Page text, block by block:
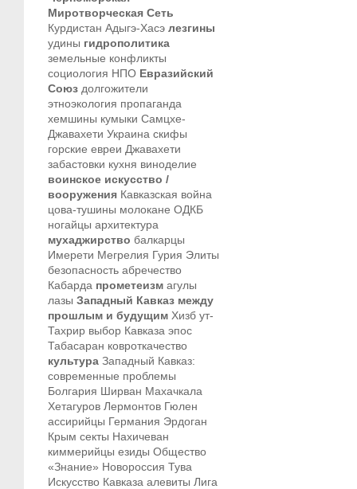
Миротворческая Сеть
Курдистан Адыгэ-Хасэ лезгины
удины гидрополитика
земельные конфликты
социология НПО Евразийский
Союз долгожители
этноэкология пропаганда
хемшины кумыки Самцхе-
Джавахети Украина скифы
горские евреи Джавахети
забастовки кухня виноделие
воинское искусство /
вооружения Кавказская война
цова-тушины молокане ОДКБ
ногайцы архитектура
мухаджирство балкарцы
Имерети Мегрелия Гурия Элиты
безопасность абречество
Кабарда прометеизм агулы
лазы Западный Кавказ между
прошлым и будущим Хизб ут-
Тахрир выбор Кавказа эпос
Табасаран ковроткачество
культура Западный Кавказ:
современные проблемы
Болгария Ширван Махачкала
Хетагуров Лермонтов Гюлен
ассирийцы Германия Эрдоган
Крым секты Нахичеван
киммерийцы езиды Общество
«Знание» Новороссия Тува
Искусство Кавказа алевиты Лига